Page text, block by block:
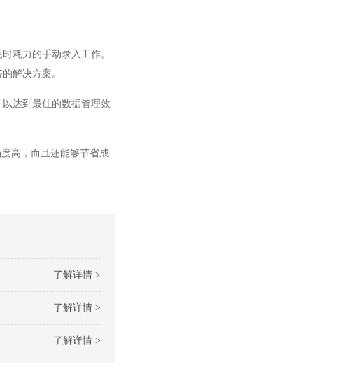
耗力的手动录入工作。
解决方案。
达到最佳的数据管理效
高，而且还能够节省成
了解详情 >
了解详情 >
了解详情 >